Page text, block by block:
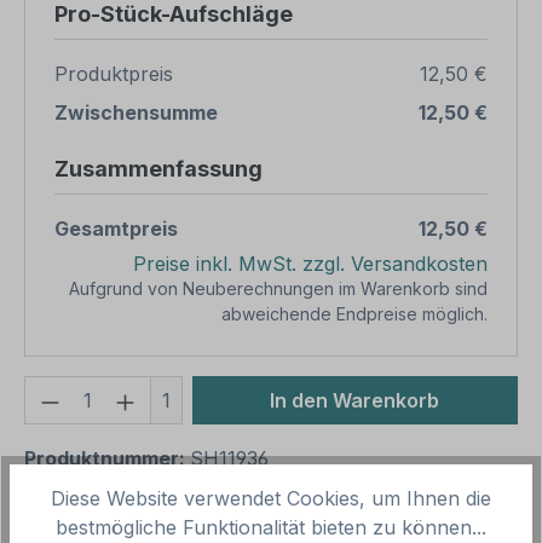
Pro-Stück-Aufschläge
Produktpreis
12,50 €
Zwischensumme
12,50 €
Zusammenfassung
Gesamtpreis
12,50 €
Preise inkl. MwSt. zzgl. Versandkosten
Aufgrund von Neuberechnungen im Warenkorb sind
abweichende Endpreise möglich.
Produkt Anzahl: Gib den
1 In den Warenkorb
Produktnummer:SH11936
Vorlagenummer: VZ-K-04
Diese Website verwendet Cookies, um Ihnen die
bestmögliche Funktionalität bieten zu können...